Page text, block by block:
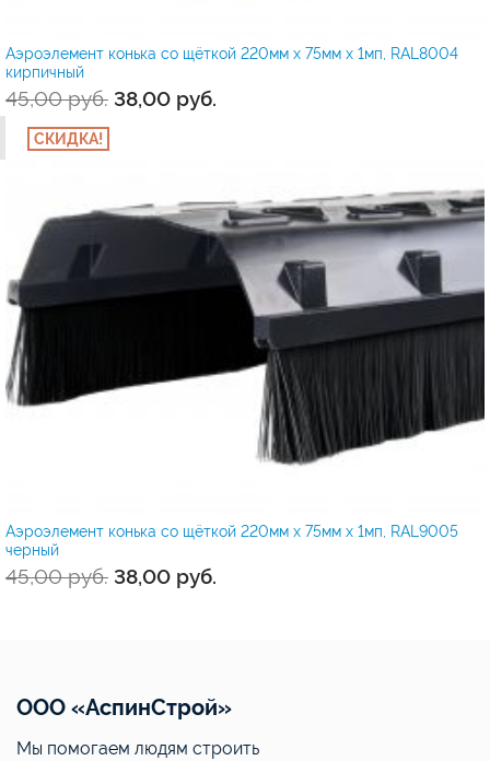
Аэроэлемент конька со щёткой 220мм х 75мм х 1мп, RAL8004
кирпичный
45,00руб. 38,00 руб.
Аэроэлемент конька со щёткой 220мм х 75мм х 1мп, RAL9005
черный
45,00руб. 38,00 руб.
СКИДКА!
ООО «АспинСтрой»
Мы помогаем людям строить